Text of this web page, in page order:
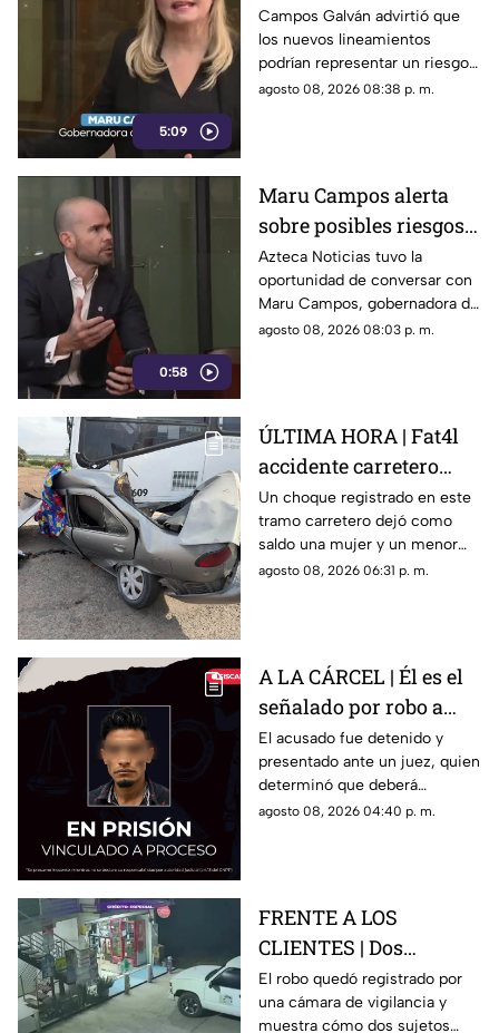
5:09
posible censura
impulsada desde el
Gobierno Federal
Campos Galván advirtió que
los nuevos lineamientos
podrían representar un riesgo
para la libertad de expresión
agosto 08, 2026 08:38 p. m.
0:58
Maru Campos alerta
sobre posibles riesgos
para la libertad de
expresión
Azteca Noticias tuvo la
oportunidad de conversar con
Maru Campos, gobernadora de
Chihuahua, quien habló sobre
para la libertad de expresión
agosto 08, 2026 08:03 p. m.
ÚLTIMA HORA | Fat4l
accidente carretero
deja una mujer y un
niño mu3rtos en San
Juan del Río
Un choque registrado en este
tramo carretero dejó como
saldo una mujer y un menor
sin vida, además de una
agosto 08, 2026 06:31 p. m.
A LA CÁRCEL | Él es el
señalado por robo a
una casa en Santa Rosa
Jáuregui
El acusado fue detenido y
presentado ante un juez, quien
determinó que deberá
permanecer en prisión
agosto 08, 2026 04:40 p. m.
FRENTE A LOS
CLIENTES | Dos
hombres enc4ñonan a
conductor y se llevan
El robo quedó registrado por
una cámara de vigilancia y
muestra cómo dos sujetos